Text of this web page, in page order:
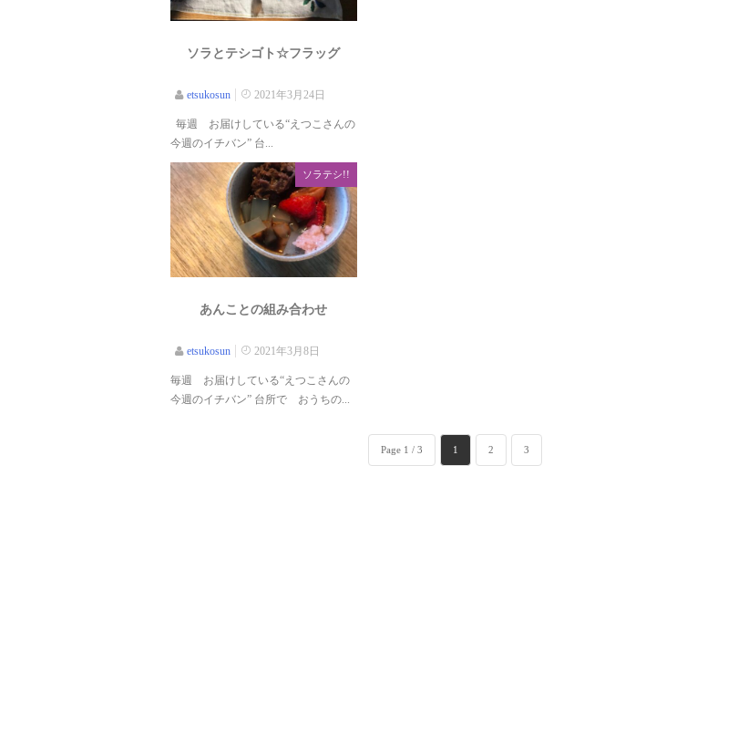
ソラとテシゴト☆フラッグ
etsukosun 2021年3月24日
毎週 お届けしている“えつこさんの
今週のイチバン” 台...
ソラテシ!!
あんことの組み合わせ
etsukosun 2021年3月8日
毎週 お届けしている“えつこさんの
今週のイチバン” 台所で おうちの...
Page 1 / 3 1 2 3